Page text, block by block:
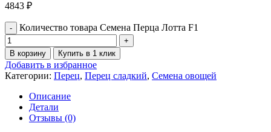
4843 ₽
Количество товара Семена Перца Лотта F1
В корзину Купить в 1 клик
Добавить в избранное
Категории: Перец, Перец сладкий, Семена овощей
Описание
Детали
Отзывы (0)